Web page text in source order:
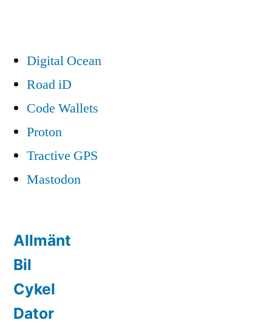
Digital Ocean
Road iD
Code Wallets
Proton
Tractive GPS
Mastodon
Allmänt
Bil
Cykel
Dator